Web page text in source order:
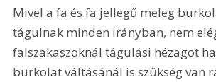
Mivel a fa és fa jellegű meleg
tágulnak minden irányban, nem
falszakaszoknál tágulási hézagot
burkolat váltásánál is szükség van